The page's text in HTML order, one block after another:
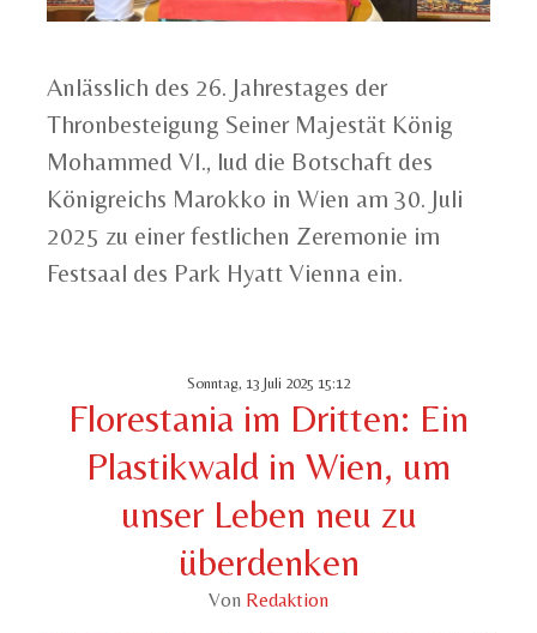
Anlässlich des 26. Jahrestages der
Thronbesteigung Seiner Majestät König
Mohammed VI., lud die Botschaft des
Königreichs Marokko in Wien am 30. Juli
2025 zu einer festlichen Zeremonie im
Festsaal des Park Hyatt Vienna ein.
Sonntag, 13 Juli 2025 15:12
Florestania im Dritten: Ein
Plastikwald in Wien, um
unser Leben neu zu
überdenken
Von Redaktion